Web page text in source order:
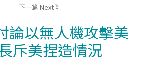
下一篇 Next 》
論以無人機攻擊美
斥美捏造情況